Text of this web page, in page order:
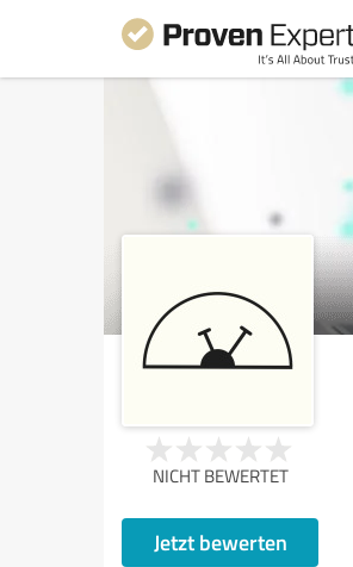
NICHT BEWERTET
Jetzt bewerten